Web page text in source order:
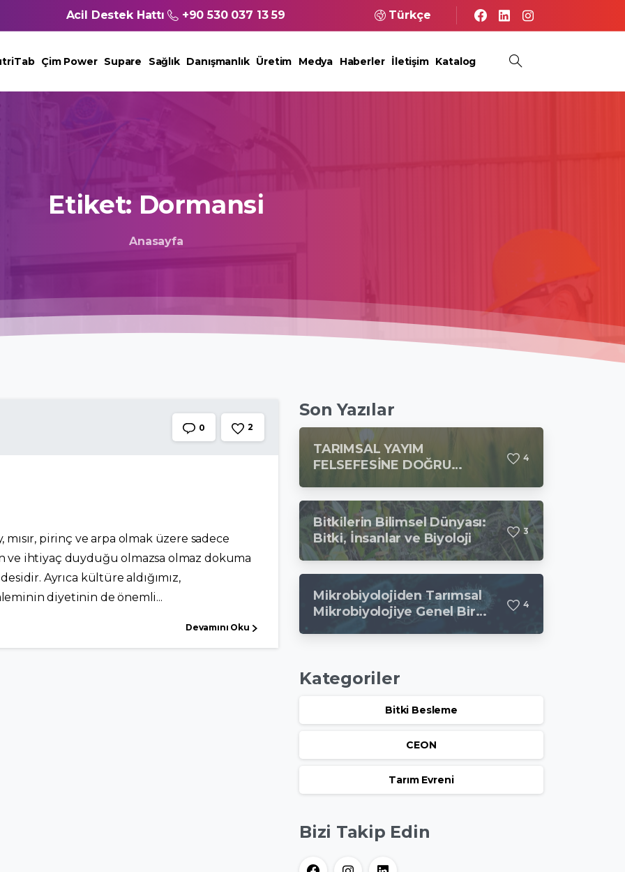
Acil Destek Hattı +90 530 037 13 59 Türkçe
Çim Power Supare Sağlık Danışmanlık Üretim Medya Haberler İletişim Katalog
Etiket: Dormansi
Anasayfa
0 2
pirinç ve arpa olmak üzere sadece
ve ihtiyaç duyduğu olmazsa olmaz dokuma
Ayrıca kültüre aldığımız,
diyetinin de önemli...
Devamını Oku
Son Yazılar
TARIMSAL YAYIM
FELSEFESİNE DOĞRU…
4
Bitkilerin Bilimsel Dünyası:
Bitki, İnsanlar ve Biyoloji
3
Mikrobiyolojiden Tarımsal
Mikrobiyolojiye Genel Bir
4
Kategoriler
Bitki Besleme
CEON
Tarım Evreni
Bizi Takip Edin